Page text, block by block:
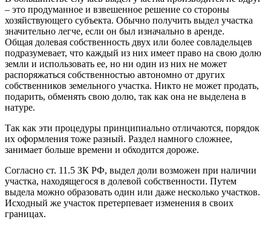
– это продуманное и взвешенное решение со стороны
хозяйствующего субъекта. Обычно получить выдел участка
значительно легче, если он был изначально в аренде.
Общая долевая собственность двух или более совладельцев
подразумевает, что каждый из них имеет право на свою долю
земли и использовать ее, но ни один из них не может
распоряжаться собственностью автономно от других
собственников земельного участка. Никто не может продать,
подарить, обменять свою долю, так как она не выделена в
натуре.
Так как эти процедуры принципиально отличаются, порядок
их оформления тоже разный. Раздел намного сложнее,
занимает больше времени и обходится дороже.
​Согласно ст. 11.5 ЗК РФ, выдел доли возможен при наличии
участка, находящегося в долевой собственности. Путем
выдела можно образовать один или даже несколько участков.
Исходный же участок претерпевает изменения в своих
границах.